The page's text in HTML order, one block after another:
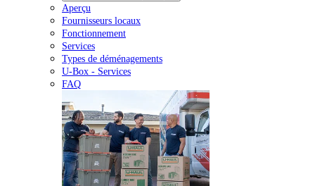
Aperçu
Fournisseurs locaux
Fonctionnement
Services
Types de déménagements
U-Box - Services
FAQ